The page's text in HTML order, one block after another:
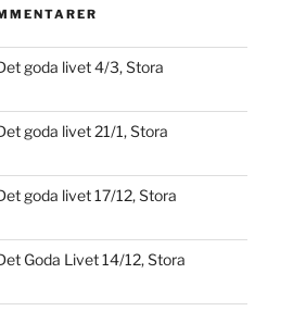
goda livet 4/3, Stora
goda livet 21/1, Stora
goda livet 17/12, Stora
Goda Livet 14/12, Stora